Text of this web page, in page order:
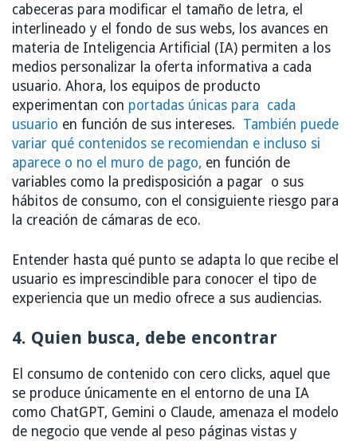
cabeceras para modificar el tamaño de letra, el
interlineado y el fondo de sus webs, los avances en
materia de Inteligencia Artificial (IA) permiten a los
medios personalizar la oferta informativa a cada
usuario. Ahora, los equipos de producto
experimentan con portadas únicas para cada
usuario en función de sus intereses. También puede
variar qué contenidos se recomiendan e incluso si
aparece o no el muro de pago, en función de
variables como la predisposición a pagar o sus
hábitos de consumo, con el consiguiente riesgo para
la creación de cámaras de eco.
Entender hasta qué punto se adapta lo que recibe el
usuario es imprescindible para conocer el tipo de
experiencia que un medio ofrece a sus audiencias.
4. Quien busca, debe encontrar
El consumo de contenido con cero clicks, aquel que
se produce únicamente en el entorno de una IA
como ChatGPT, Gemini o Claude, amenaza el modelo
de negocio que vende al peso páginas vistas y